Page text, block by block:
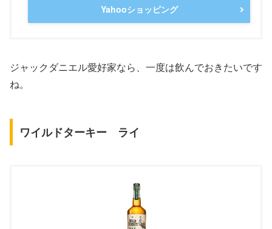
Yahooショッピング
ジャックダニエル愛好家なら、一度は飲んでおきたいです
ね。
ワイルドターキー ライ